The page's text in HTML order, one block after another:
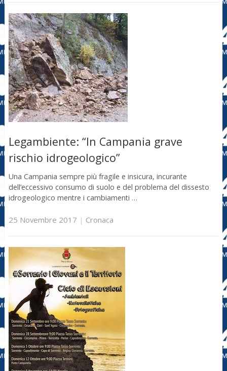
Legambiente: “In Campania grave
rischio idrogeologico”
Una Campania sempre più fragile e insicura, incurante
dell’eccessivo consumo di suolo e del problema del dissesto
idrogeologico mentre i cambiamenti …
25 Novembre 2017 | Cronaca